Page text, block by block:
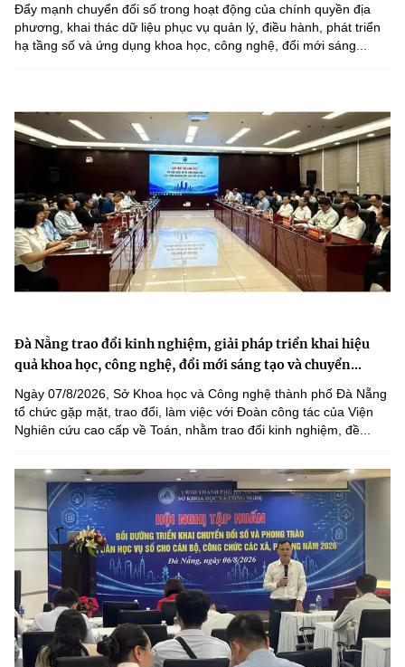
Đẩy mạnh chuyển đổi số trong hoạt động của chính quyền địa
phương, khai thác dữ liệu phục vụ quản lý, điều hành, phát triển
hạ tầng số và ứng dụng khoa học, công nghệ, đổi mới sáng...
Đà Nẵng trao đổi kinh nghiệm, giải pháp triển khai hiệu
quả khoa học, công nghệ, đổi mới sáng tạo và chuyển...
Ngày 07/8/2026, Sở Khoa học và Công nghệ thành phố Đà Nẵng
tổ chức gặp mặt, trao đổi, làm việc với Đoàn công tác của Viện
Nghiên cứu cao cấp về Toán, nhằm trao đổi kinh nghiệm, đề...